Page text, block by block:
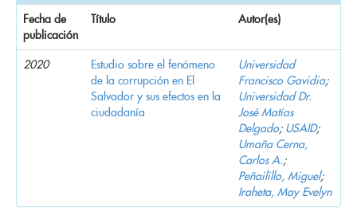
Fecha de
publicación
Título Autor(es)
2020
Estudio sobre el fenómeno
de la corrupción en El
Salvador y sus efectos en la
ciudadanía
Universidad
Francisco Gavidia;
Universidad Dr.
José Matías
Delgado; USAID;
Umaña Cerna,
Carlos A.;
Peñailillo, Miguel;
Iraheta, May Evelyn